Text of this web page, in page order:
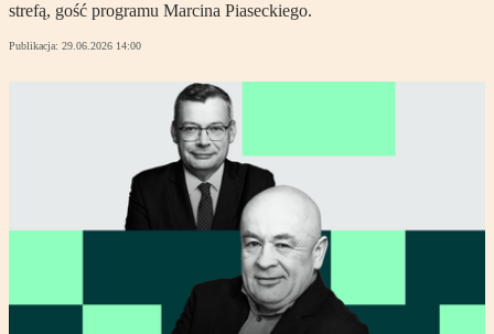
strefą, gość programu Marcina Piaseckiego.
Publikacja: 29.06.2026 14:00